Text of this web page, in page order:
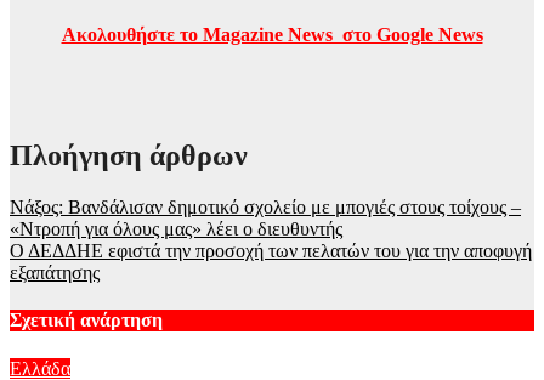
Ακολουθήστε το Magazine News στο Google News
Πλοήγηση άρθρων
Νάξος: Βανδάλισαν δημοτικό σχολείο με μπογιές στους τοίχους –
«Ντροπή για όλους μας» λέει ο διευθυντής
Ο ΔΕΔΔΗΕ εφιστά την προσοχή των πελατών του για την αποφυγή
εξαπάτησης
Σχετική ανάρτηση
Ελλάδα